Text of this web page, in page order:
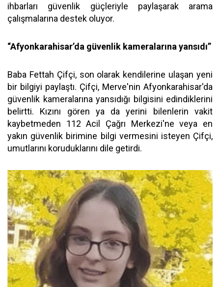
ihbarları güvenlik güçleriyle paylaşarak arama
çalışmalarına destek oluyor.
“Afyonkarahisar’da güvenlik kameralarına yansıdı”
Baba Fettah Çifçi, son olarak kendilerine ulaşan yeni
bir bilgiyi paylaştı. Çifçi, Merve'nin Afyonkarahisar'da
güvenlik kameralarına yansıdığı bilgisini edindiklerini
belirtti. Kızını gören ya da yerini bilenlerin vakit
kaybetmeden 112 Acil Çağrı Merkezi'ne veya en
yakın güvenlik birimine bilgi vermesini isteyen Çifçi,
umutlarını koruduklarını dile getirdi.